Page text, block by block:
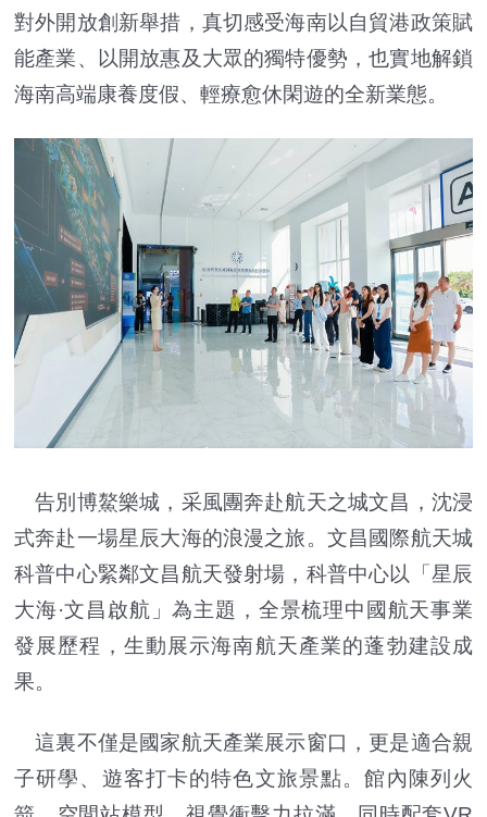
對外開放創新舉措，真切感受海南以自貿港政策賦
能產業、以開放惠及大眾的獨特優勢，也實地解鎖
海南高端康養度假、輕療愈休閑遊的全新業態。
告別博鰲樂城，采風團奔赴航天之城文昌，沈浸
式奔赴一場星辰大海的浪漫之旅。文昌國際航天城
科普中心緊鄰文昌航天發射場，科普中心以「星辰
大海·文昌啟航」為主題，全景梳理中國航天事業
發展歷程，生動展示海南航天產業的蓬勃建設成
果。
這裏不僅是國家航天產業展示窗口，更是適合親
子研學、遊客打卡的特色文旅景點。館內陳列火